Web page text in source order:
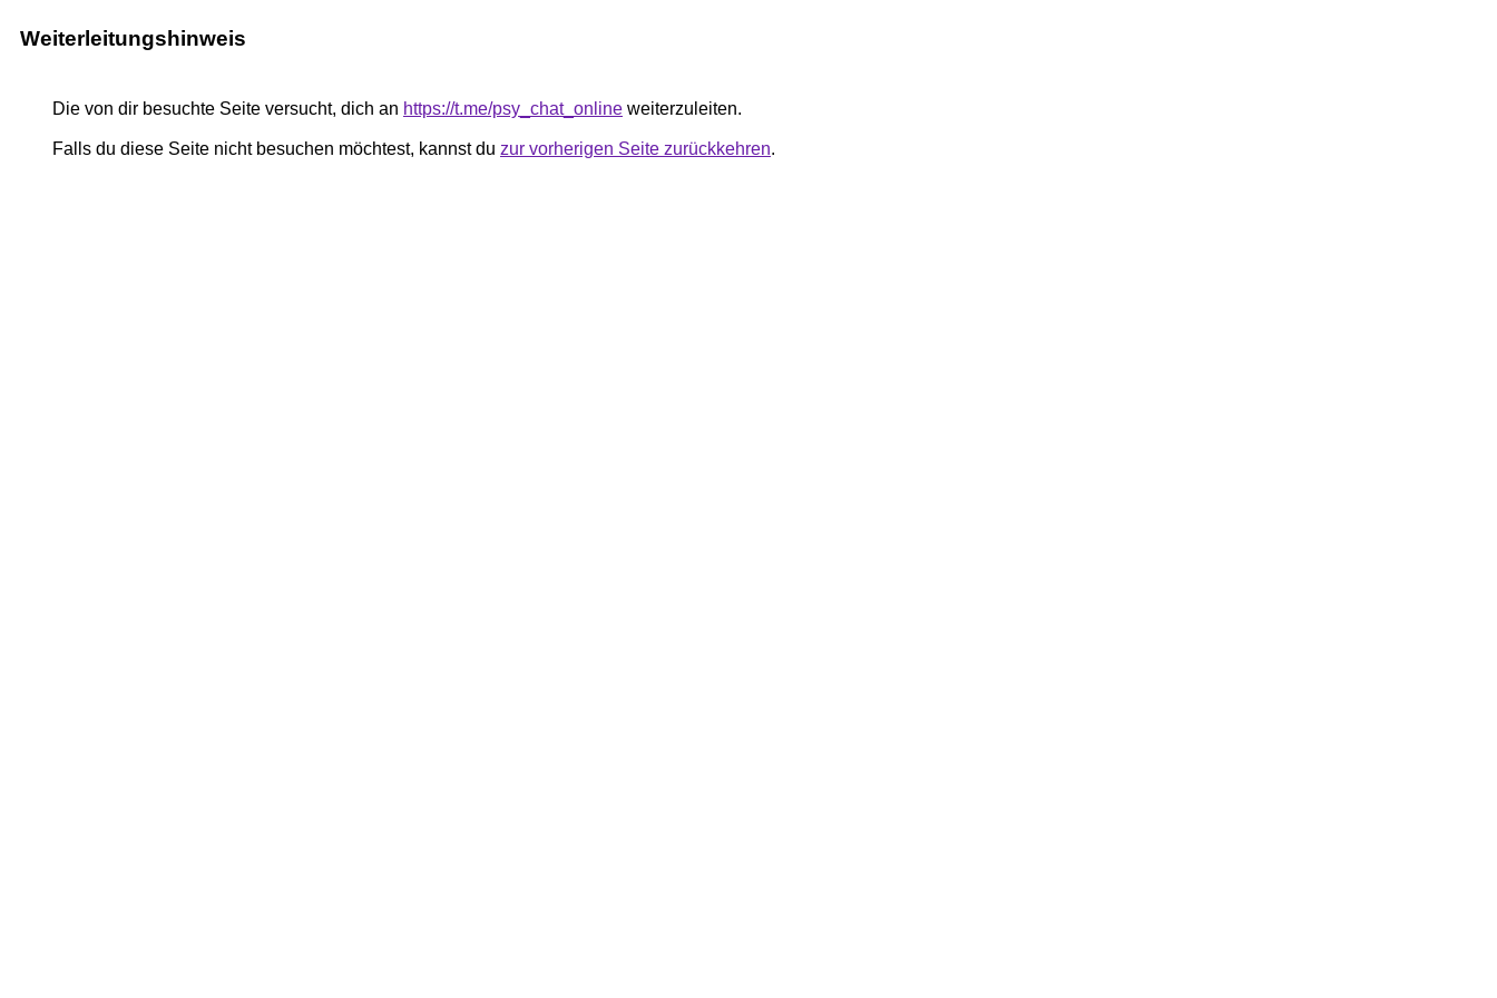
Weiterleitungshinweis
Die von dir besuchte Seite versucht, dich an https://t.me/psy_chat_online weiterzuleiten.
Falls du diese Seite nicht besuchen möchtest, kannst du zur vorherigen Seite zurückkehren.